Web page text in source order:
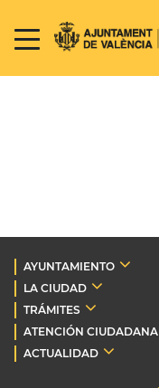
AYUNTAMIENTO
LA CIUDAD
TRÁMITES
ATENCIÓN CIUDADANA
ACTUALIDAD